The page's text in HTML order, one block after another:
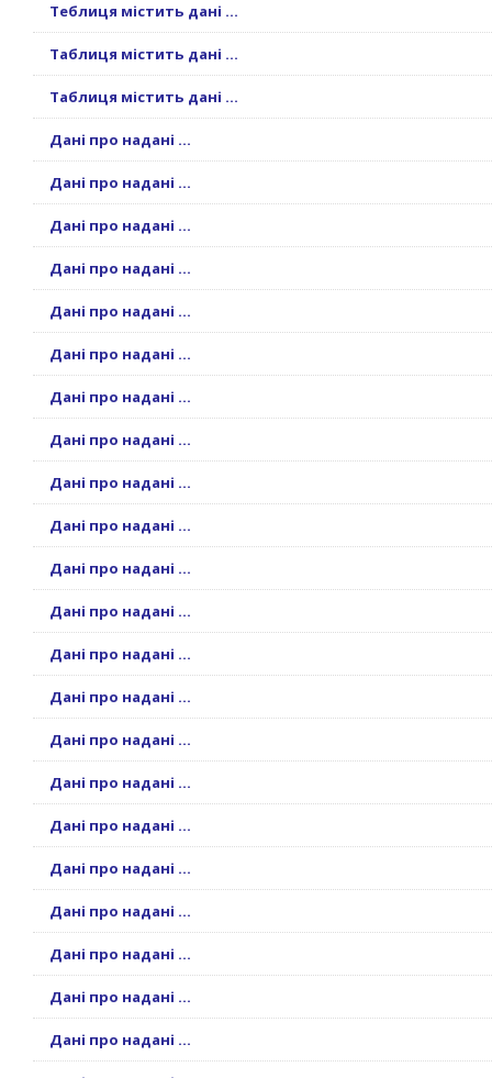
Теблиця містить дані ...
Таблиця містить дані ...
Таблиця містить дані ...
Дані про надані ...
Дані про надані ...
Дані про надані ...
Дані про надані ...
Дані про надані ...
Дані про надані ...
Дані про надані ...
Дані про надані ...
Дані про надані ...
Дані про надані ...
Дані про надані ...
Дані про надані ...
Дані про надані ...
Дані про надані ...
Дані про надані ...
Дані про надані ...
Дані про надані ...
Дані про надані ...
Дані про надані ...
Дані про надані ...
Дані про надані ...
Дані про надані ...